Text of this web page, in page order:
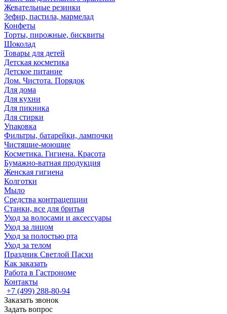
Жевательные резинки
Зефир, пастила, мармелад
Конфеты
Торты, пирожные, бисквиты
Шоколад
Товары для детей
Детская косметика
Детское питание
Дом. Чистота. Порядок
Для дома
Для кухни
Для пикника
Для стирки
Упаковка
Фильтры, батарейки, лампочки
Чистящие-моющие
Косметика. Гигиена. Красота
Бумажно-ватная продукция
Женская гигиена
Колготки
Мыло
Средства контрацепции
Станки, все для бритья
Уход за волосами и аксессуары
Уход за лицом
Уход за полостью рта
Уход за телом
Праздник Светлой Пасхи
Как заказать
Работа в Гастрономе
Контакты
+7 (499) 288-80-94
Заказать звонок
Задать вопрос